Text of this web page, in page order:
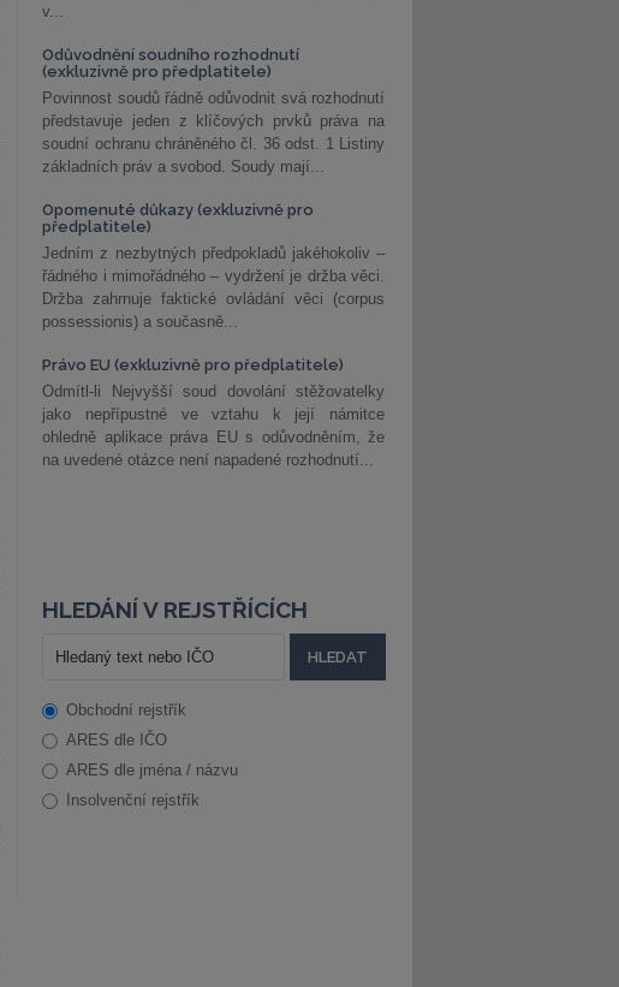
v...
Odůvodnění soudního rozhodnutí
(exkluzivně pro předplatitele)
Povinnost soudů řádně odůvodnit svá rozhodnutí
představuje jeden z klíčových prvků práva na
soudní ochranu chráněného čl. 36 odst. 1 Listiny
základních práv a svobod. Soudy mají...
Opomenuté důkazy (exkluzivně pro
předplatitele)
Jedním z nezbytných předpokladů jakéhokoliv –
řádného i mimořádného – vydržení je držba věci.
Držba zahrnuje faktické ovládání věci (corpus
possessionis) a současně...
Právo EU (exkluzivně pro předplatitele)
Odmítl-li Nejvyšší soud dovolání stěžovatelky
jako nepřípustné ve vztahu k její námitce
ohledně aplikace práva EU s odůvodněním, že
na uvedené otázce není napadené rozhodnutí...
HLEDÁNÍ V REJSTŘÍCÍCH
Obchodní rejstřík
ARES dle IČO
ARES dle jména / názvu
Insolvenční rejstřík